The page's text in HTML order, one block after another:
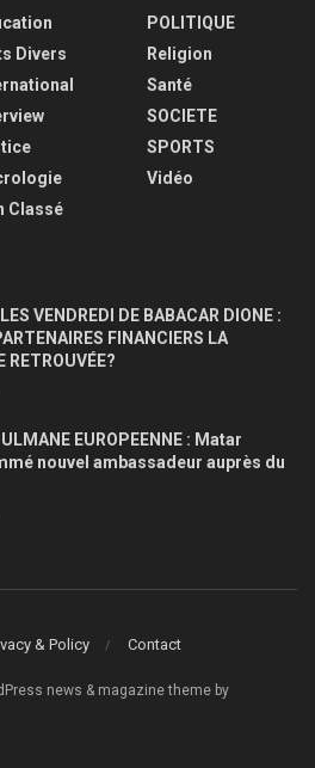
Divers
Classé
POLITIQUE
Religion
Santé
SOCIETE
SPORTS
Vidéo
VENDREDI DE BABACAR DIONE :
FINANCIERS LA
RETROUVÉE?
EUROPEENNE : Matar
nouvel ambassadeur auprès du
& Policy Contact
news & magazine theme by